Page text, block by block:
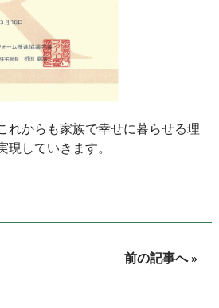
れからも家族で幸せに暮らせる理
現していきます。
前の記事へ »